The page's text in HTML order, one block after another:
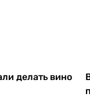
делать вино